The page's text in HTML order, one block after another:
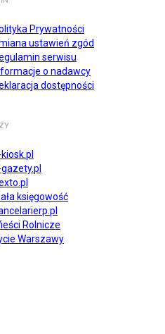
Prywatności
ustawień zgód
serwisu
o nadawcy
dostępności
kiosk.pl
gazety.pl
księgowość
Rolnicze
Warszawy